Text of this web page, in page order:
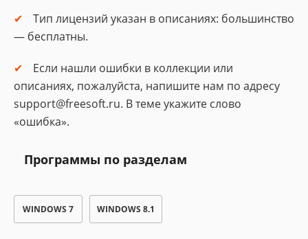
Тип лицензий указан в описаниях: большинство
— бесплатны.
Если нашли ошибки в коллекции или
описаниях, пожалуйста, напишите нам по адресу
support@freesoft.ru. В теме укажите слово
«ошибка».
Программы по разделам
WINDOWS 7 WINDOWS 8.1